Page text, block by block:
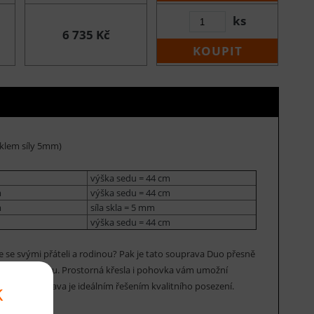
6 735 Kč
ks
KOUPIT
síly 5mm)
výška sedu = 44 cm
výška sedu = 44 cm
síla skla = 5 mm
výška sedu = 44 cm
svými přáteli a rodinou? Pak je tato souprava Duo přesně
ratanu. Prostorná křesla i pohovka vám umožní
Souprava je ideálním řešením kvalitního posezení.